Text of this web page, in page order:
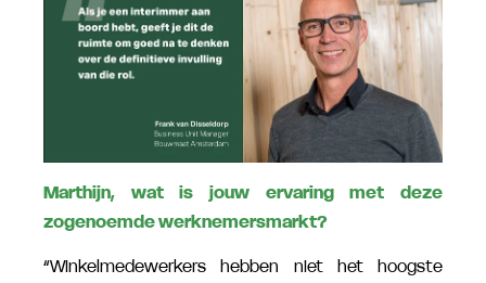
Marthijn, wat is jouw ervaring met deze
zogenoemde werknemersmarkt?
“Winkelmedewerkers hebben niet het hoogste